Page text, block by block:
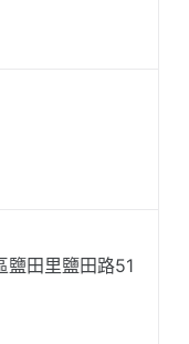
鹽田里鹽田路51